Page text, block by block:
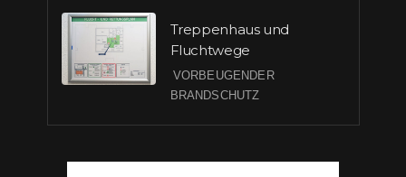
Treppenhaus und
Fluchtwege
VORBEUGENDER
BRANDSCHUTZ